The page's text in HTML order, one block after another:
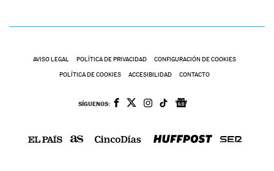
AVISO LEGAL POLÍTICA DE PRIVACIDAD CONFIGURACIÓN DE COOKIES
POLÍTICA DE COOKIES ACCESIBILIDAD CONTACTO
SÍGUENOS: